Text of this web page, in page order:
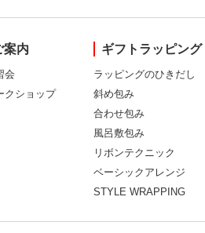
案内
会
クショップ
ギフトラッピング
ラッピングのひきだし
斜め包み
合わせ包み
風呂敷包み
リボンテクニック
ベーシックアレンジ
STYLE WRAPPING